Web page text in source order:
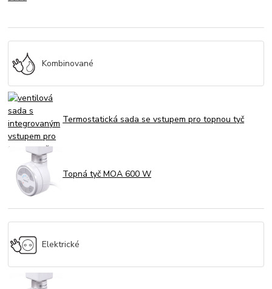
Kombinované
Termostatická sada se vstupem pro topnou tyč
Topná tyč MOA 600 W
Elektrické